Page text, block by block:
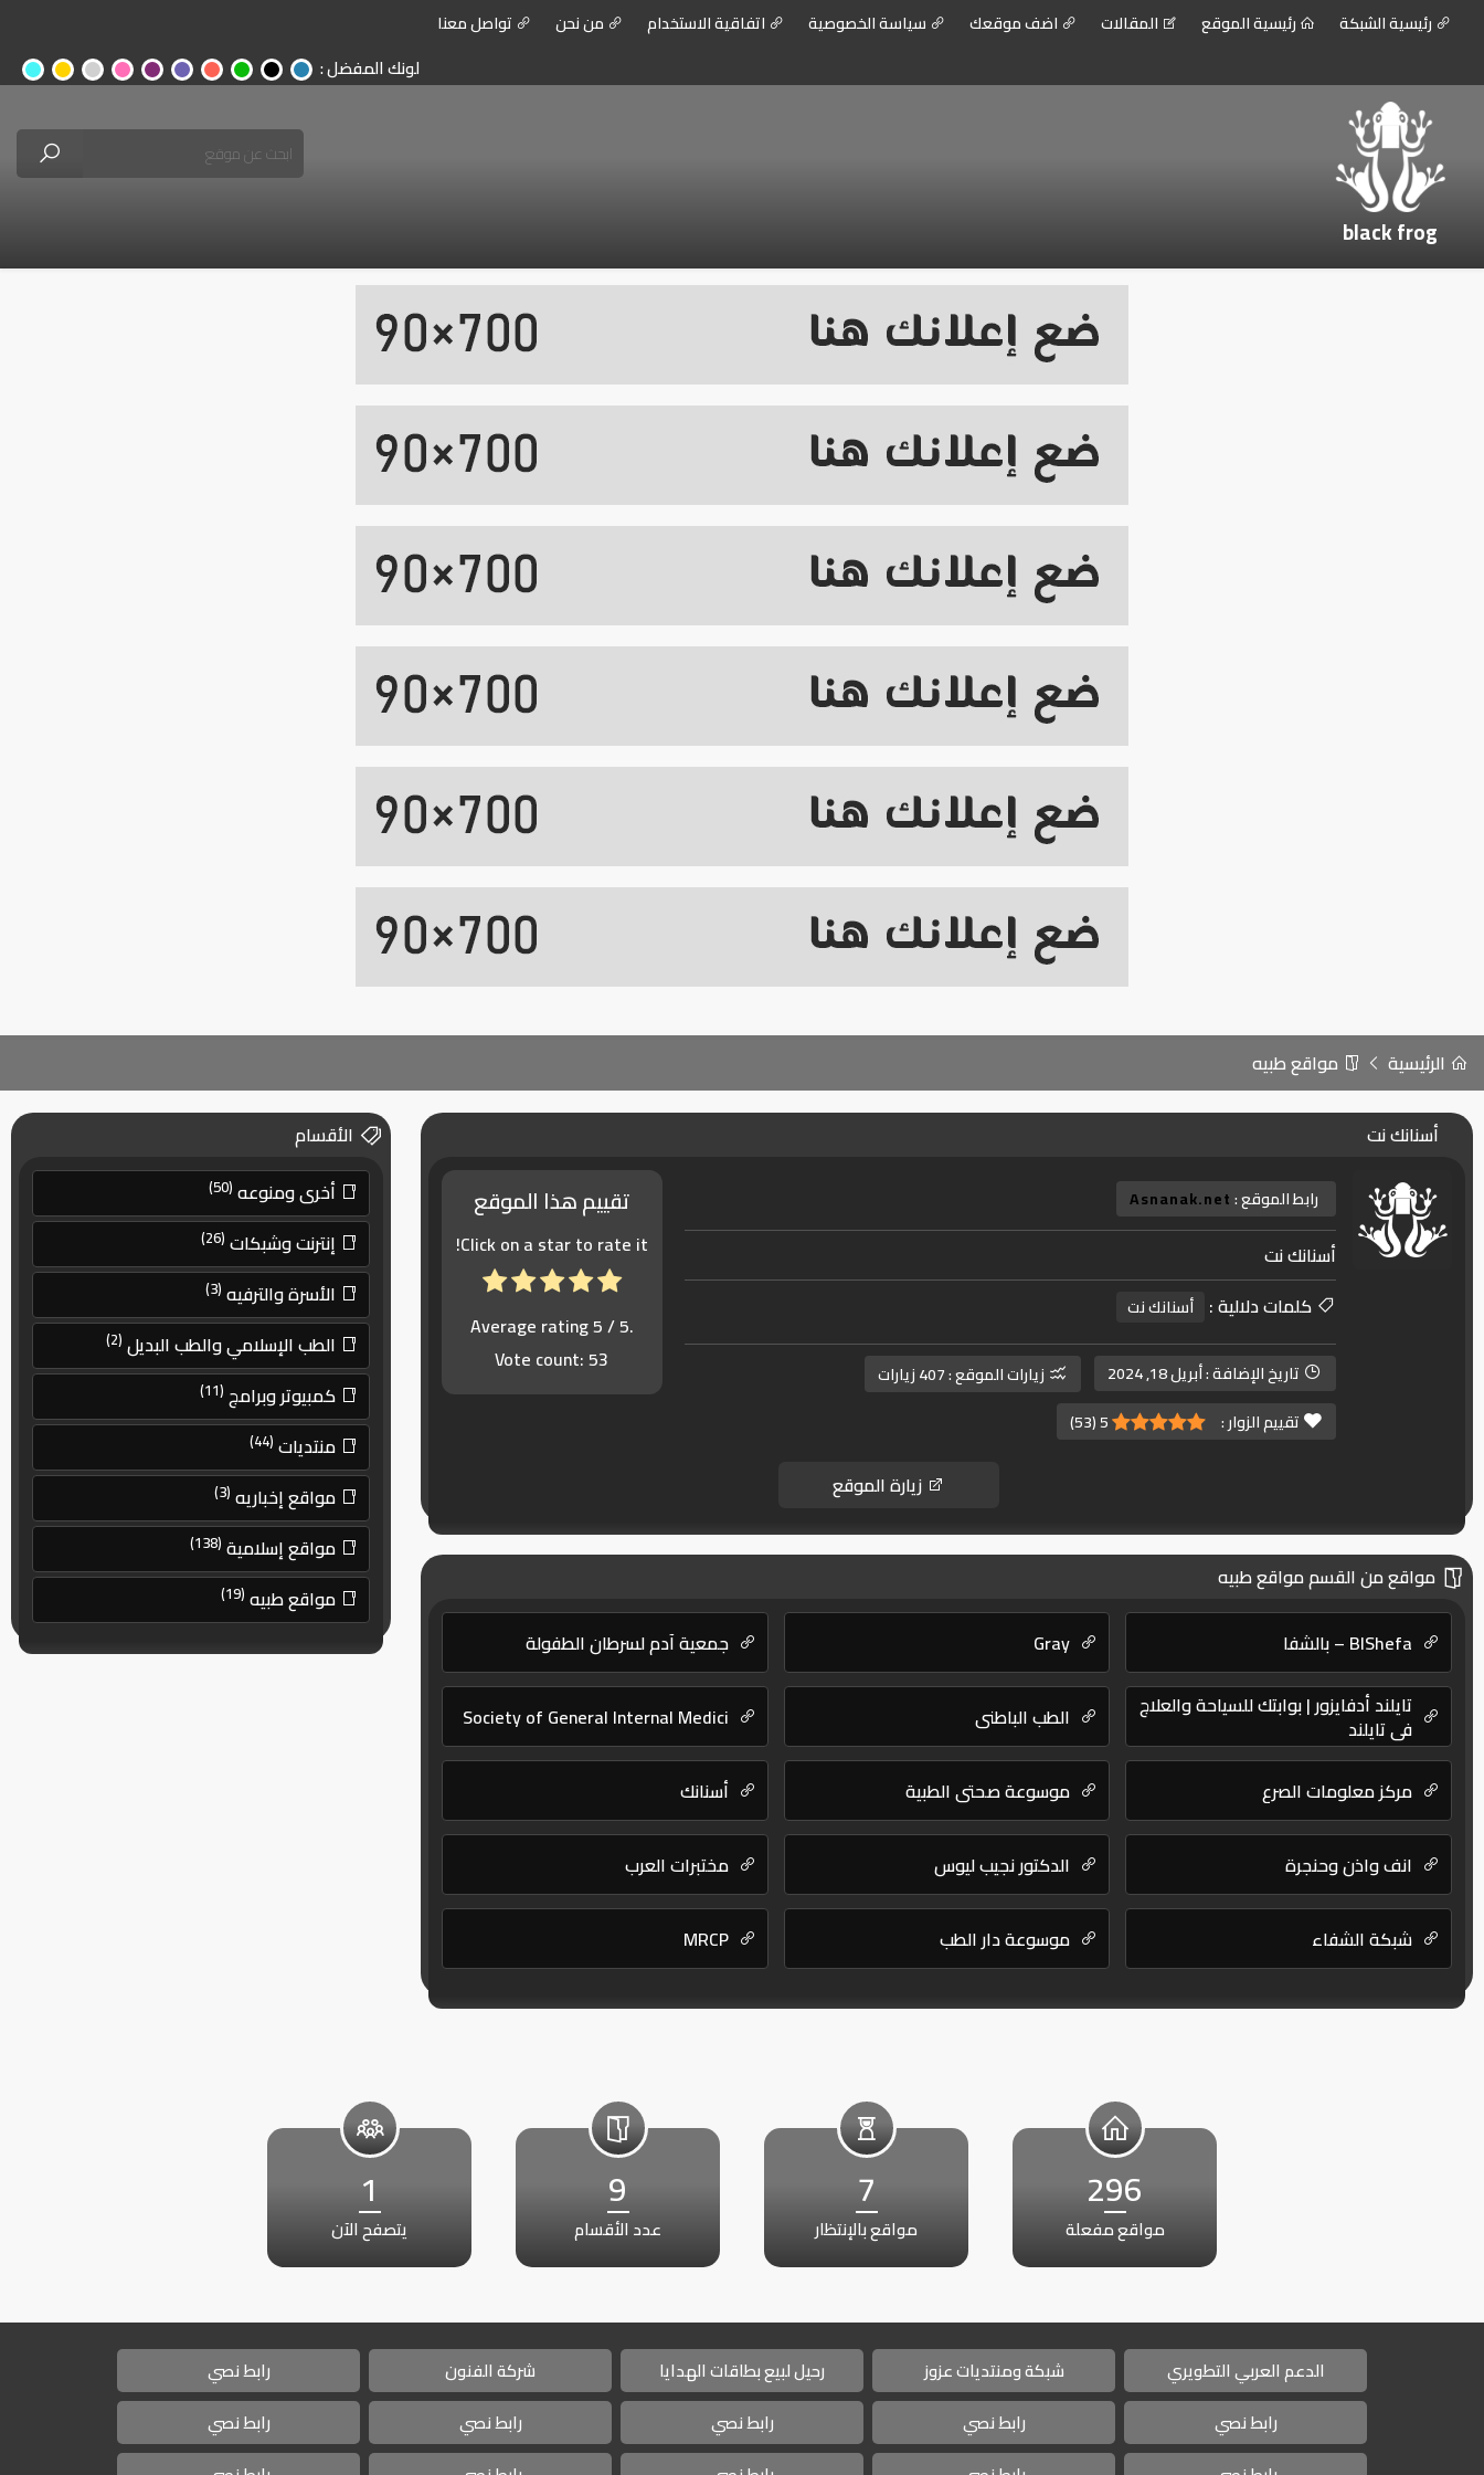
رئيسية الشبكة رئيسية الموقع المقالات اضف موقعك سياسة الخصوصية اتفاقية الاستخدام من نحن تواصل معنا
لونك المفضل :
black frog
الرئيسية مواقع طبيه
أسنانك نت
رابط الموقع :Asnanak.net
أسنانك نت
كلمات دلالية : أسنانك نت
تاريخ الإضافة :أبريل 18, 2024 زيارات الموقع :407 زيارات
تقييم الزوار :
5
(
53
)
تقييم هذا الموقع
Click on a star to rate it!
Average rating5/ 5.
Vote count:53
زيارة الموقع
مواقع من القسم مواقع طبيه
BlShefa – بالشفا
Gray
جمعية آدم لسرطان الطفولة
تايلند أدفايزور | بوابتك للسياحة والعلاج
في تايلند الطب الباطني Society of General Internal Medici
مركز معلومات الصرع موسوعة صحتي الطبية أسنانك
انف واذن وحنجرة الدكتور نجيب ليوس مختبرات العرب
شبكة الشفاء موسوعة دار الطب MRCP
الأقسام
أخرى ومنوعه (50)
إنترنت وشبكات (26)
الأسرة والترفيه (3)
الطب الإسلامي والطب البديل (2)
كمبيوتر وبرامج (11)
منتديات (44)
مواقع إخباريه (3)
مواقع إسلامية (138)
مواقع طبيه (19)
296
مواقع مفعلة
7
مواقع بالإنتظار
9
عدد الأقسام
1
يتصفح الآن
الدعم العربي التطويري شبكة ومنتديات عزوز رحيل لبيع بطاقات الهدايا شركة الفنون
رابط نصي
رابط نصي
رابط نصي رابط نصي رابط نصي
رابط نصي